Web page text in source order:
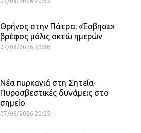
Θρήνος στην Πάτρα: «Έσβησε»
βρέφος μόλις οκτώ ημερών
07/08/2026 20:30
Νέα πυρκαγιά στη Σητεία-
Πυροσβεστικές δυνάμεις στο
σημείο
07/08/2026 20:25